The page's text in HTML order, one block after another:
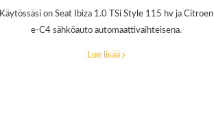
Käytössäsi on Seat Ibiza 1.0 TSi Style 115 hv ja Citroen
e-C4 sähköauto automaattivaihteisena.
Lue lisää